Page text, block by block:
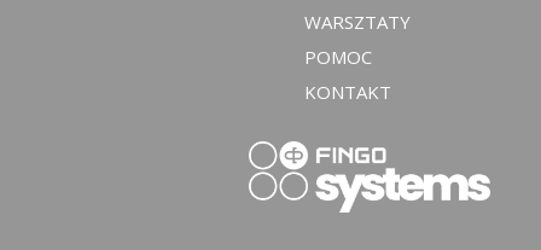
WARSZTATY
POMOC
KONTAKT